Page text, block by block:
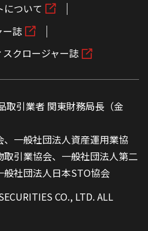
について
ー誌
クロージャー誌
取引業者 関東財務局長（金
一般社団法人資産運用業協
引業協会、一般社団法人第二
社団法人日本STO協会
CO., LTD. ALL